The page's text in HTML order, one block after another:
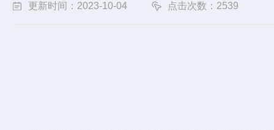
更新时间：2023-10-04 点击次数：2539